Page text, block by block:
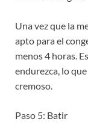
Una vez que la
apto para el
menos 4 horas.
endurezca, lo
cremoso.
Paso 5: Batir